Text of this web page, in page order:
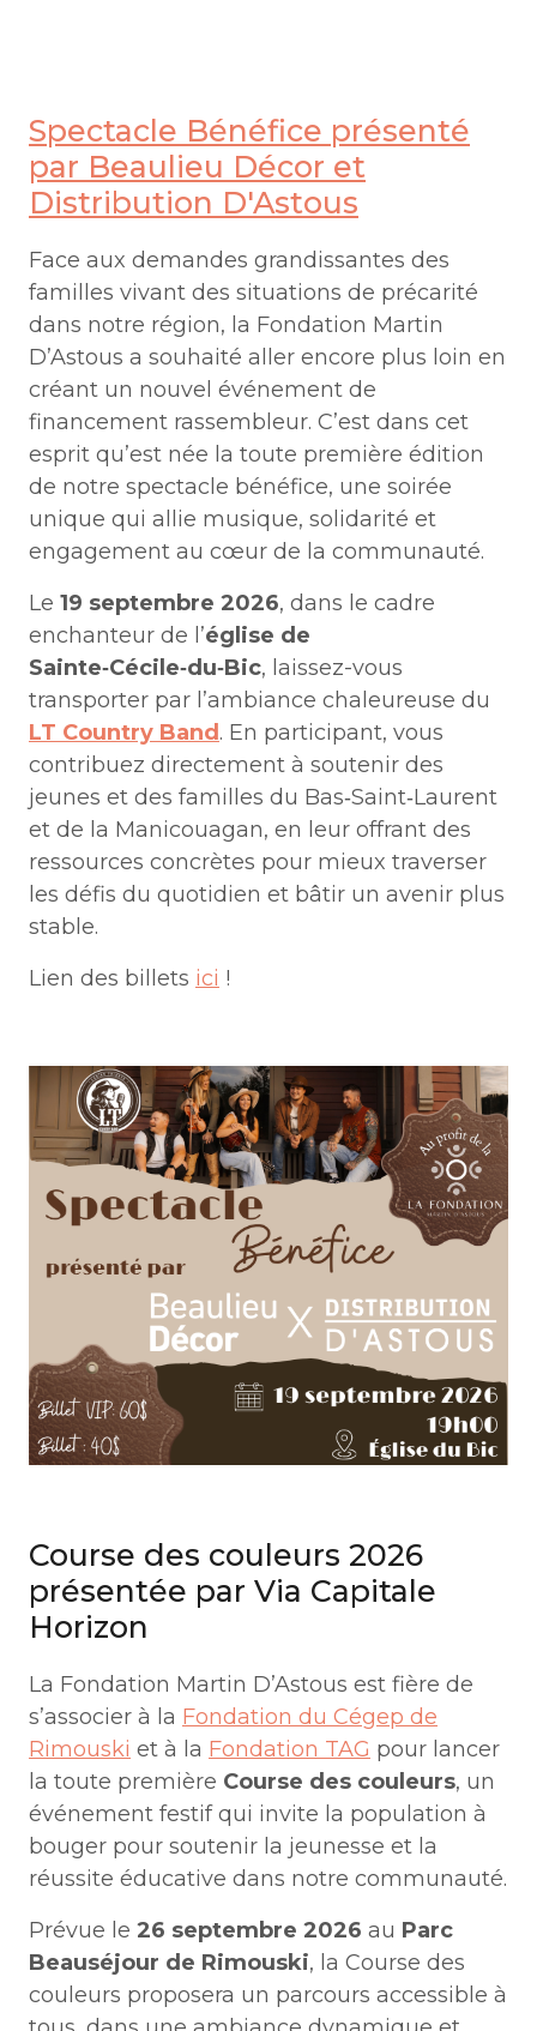
Spectacle Bénéfice présenté
par Beaulieu Décor et
Distribution D'Astous
Face aux demandes grandissantes des
familles vivant des situations de précarité
dans notre région, la Fondation Martin
D’Astous a souhaité aller encore plus loin en
créant un nouvel événement de
financement rassembleur. C’est dans cet
esprit qu’est née la toute première édition
de notre spectacle bénéfice, une soirée
unique qui allie musique, solidarité et
engagement au cœur de la communauté.
Le 19 septembre 2026, dans le cadre
enchanteur de l’église de
Sainte‑Cécile‑du‑Bic, laissez-vous
transporter par l’ambiance chaleureuse du
LT Country Band . En participant, vous
contribuez directement à soutenir des
jeunes et des familles du Bas‑Saint‑Laurent
et de la Manicouagan, en leur offrant des
ressources concrètes pour mieux traverser
les défis du quotidien et bâtir un avenir plus
stable.
Lien des billets ici !
Course des couleurs 2026
présentée par Via Capitale
Horizon
La Fondation Martin D’Astous est fière de
s’associer à la Fondation du Cégep de
Rimouski et à la Fondation TAG pour lancer
la toute première Course des couleurs, un
événement festif qui invite la population à
bouger pour soutenir la jeunesse et la
réussite éducative dans notre communauté.
Prévue le 26 septembre 2026 au Parc
Beauséjour de Rimouski, la Course des
couleurs proposera un parcours accessible à